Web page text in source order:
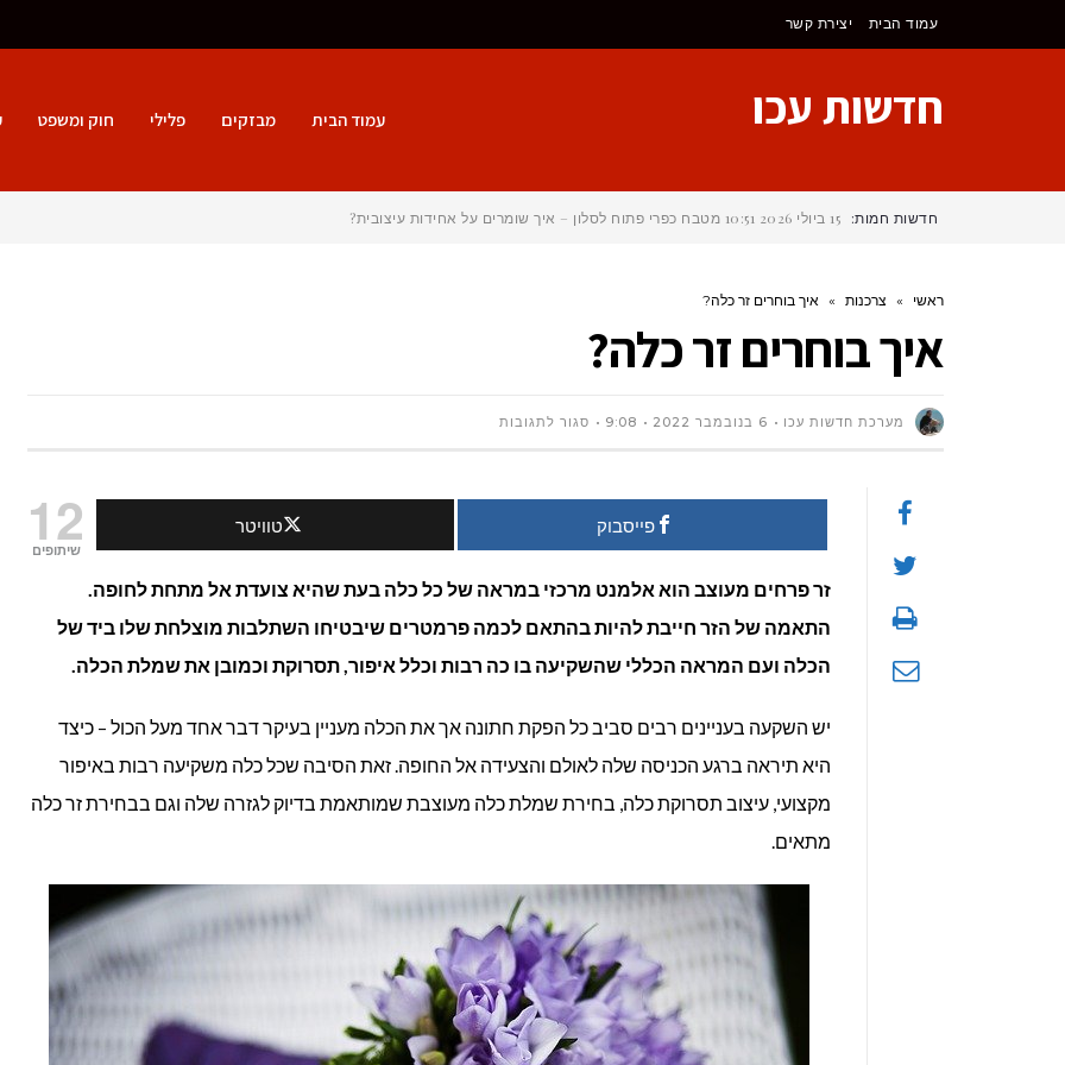
עמוד הבית יצירת קשר
חדשות עכו עמוד הבית מבזקים פלילי חוק ומשפט
חדשות חמות: 15 ביולי 2026 10:51 מטבח כפרי פתוח לסלון – איך שומרים על אחידות עיצובית?
ראשי » צרכנות » איך בוחרים זר כלה?
איך בוחרים זר כלה?
מערכת חדשות עכו 6 בנובמבר 2022 9:08 סגור לתגובותעל
כלה?
12
שיתופים
פייסבוק טוויטר
זר פרחים מעוצב הוא אלמנט מרכזי במראה של כל כלה בעת שהיא צועדת אל מתחת לחופה.
התאמה של הזר חייבת להיות בהתאם לכמה פרמטרים שיבטיחו השתלבות מוצלחת שלו ביד של
הכלה ועם המראה הכללי שהשקיעה בו כה רבות וכלל איפור, תסרוקת וכמובן את שמלת הכלה.
יש השקעה בעניינים רבים סביב כל הפקת חתונה אך את הכלה מעניין בעיקר דבר אחד מעל הכול – כיצד
היא תיראה ברגע הכניסה שלה לאולם והצעידה אל החופה. זאת הסיבה שכל כלה משקיעה רבות באיפור
מקצועי, עיצוב תסרוקת כלה, בחירת שמלת כלה מעוצבת שמותאמת בדיוק לגזרה שלה וגם בבחירת זר כלה
מתאים.